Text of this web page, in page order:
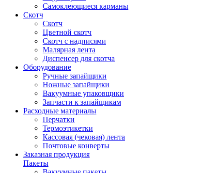
Самоклеющиеся карманы
Скотч
Скотч
Цветной скотч
Скотч с надписями
Малярная лента
Диспенсер для скотча
Оборудование
Ручные запайщики
Ножные запайщики
Вакуумные упаковщики
Запчасти к запайщикам
Расходные материалы
Перчатки
Термоэтикетки
Кассовая (чековая) лента
Почтовые конверты
Заказная продукция
Пакеты